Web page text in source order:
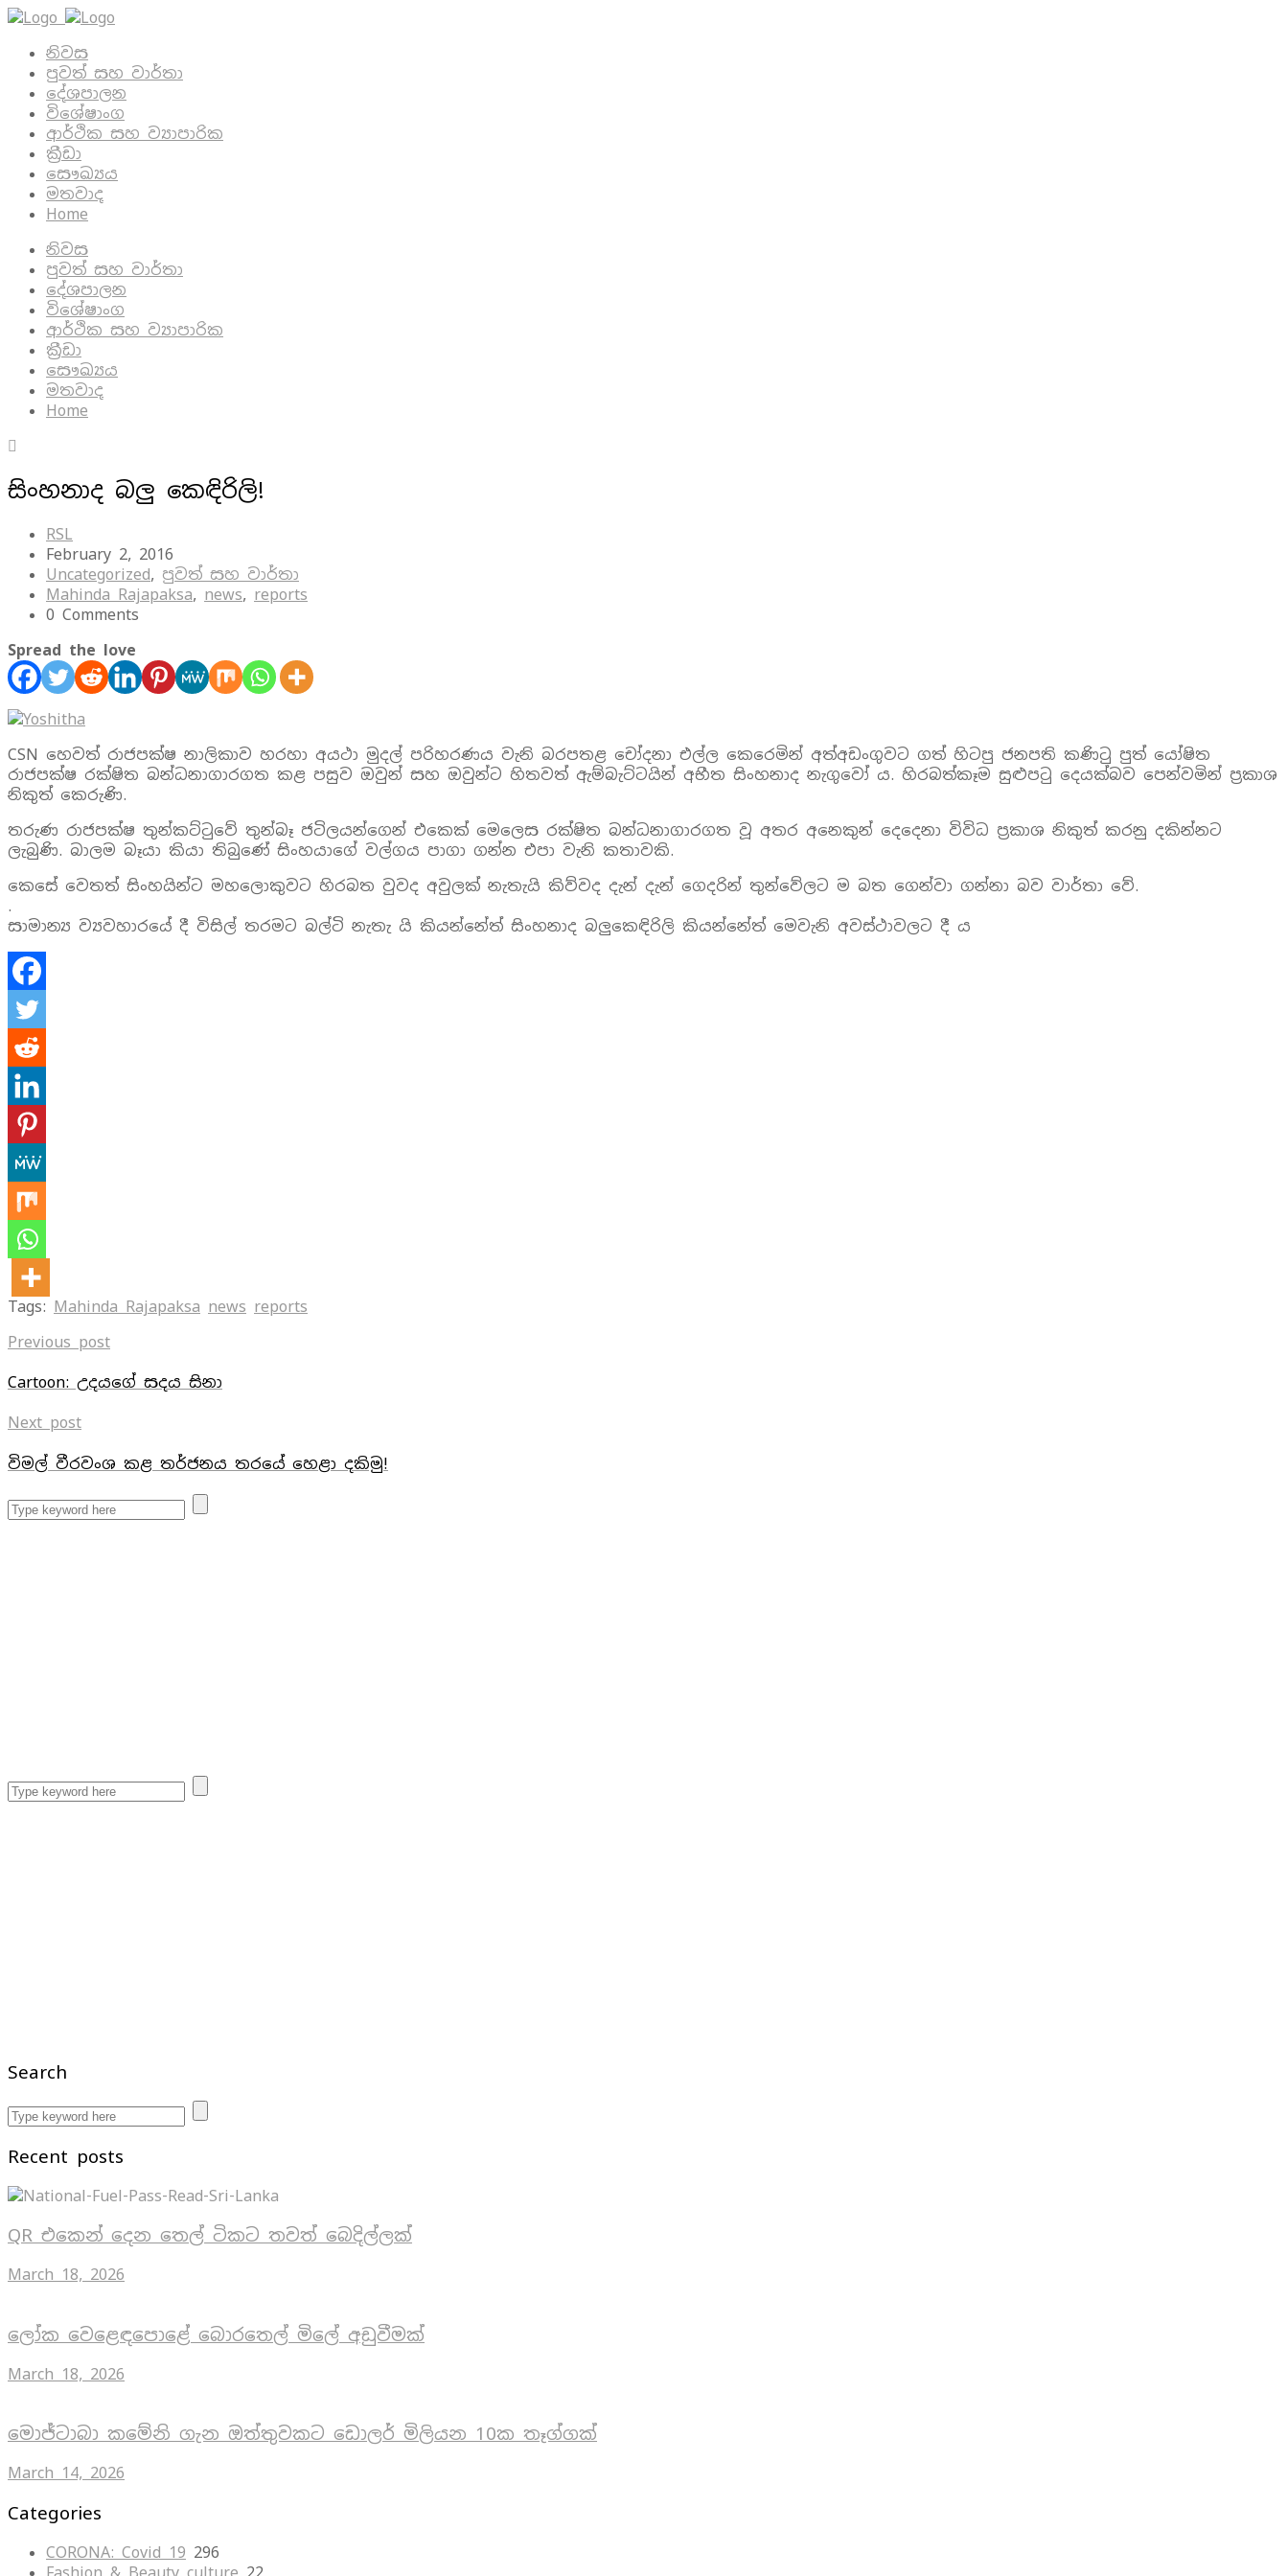
නිවස
පුවත් සහ වාර්තා
දේශපාලන
විශේෂාංග
ආර්ථික සහ ව්‍යාපාරික
ක්‍රීඩා
සෞඛ්‍යය
මතවාද
Home
නිවස
පුවත් සහ වාර්තා
දේශපාලන
විශේෂාංග
ආර්ථික සහ ව්‍යාපාරික
ක්‍රීඩා
සෞඛ්‍යය
මතවාද
Home
සිංහනාද බලු කෙඳිරිලි!
RSL
February 2, 2016
Uncategorized, පුවත් සහ වාර්තා
Mahinda Rajapaksa, news, reports
0 Comments
Spread the love
CSN හෙවත් රාජපක්ෂ නාලිකාව හරහා අයථා මුදල් පරිහරණය වැනි බරපතළ චෝදනා එල්ල කෙරෙමින් අත්අඩංගුවට ගත් හිටපු ජනපති කණිටු පුත් යෝෂිත
රාජපක්ෂ රක්ෂිත බන්ධනාගාරගත කළ පසුව ඔවුන් සහ ඔවුන්ට හිතවත් ඇම්බැට්ටයින් අභීත සිංහනාද නැගුවෝ ය. හිරබත්කෑම සුළුපටු දෙයක්බව පෙන්වමින් ප්‍රකාශ
නිකුත් කෙරුණි.
තරුණ රාජපක්ෂ තුන්කට්ටුවේ තුන්බෑ ජටිලයන්ගෙන් එකෙක් මෙලෙස රක්ෂිත බන්ධනාගාරගත වූ අතර අනෙකුන් දෙදෙනා විවිධ ප්‍රකාශ නිකුත් කරනු දකින්නට
ලැබුණි. බාලම බෑයා කියා තිබුණේ සිංහයාගේ වල්ගය පාගා ගන්න එපා වැනි කතාවකි.
කෙසේ වෙතත් සිංහයින්ට මහලොකුවට හිරබත වුවද අවුලක් නැතැයි කිව්වද දැන් දැන් ගෙදරින් තුන්වේලට ම බත ගෙන්වා ගන්නා බව වාර්තා වේ.
.
සාමාන්‍ය ව්‍යවහාරයේ දී විසිල් තරමට බල්ටි නැතැ යි කියන්නේත් සිංහනාද බලුකෙඳිරිලි කියන්නේත් මෙවැනි අවස්ථාවලට දී ය
Tags: Mahinda Rajapaksa news reports
Previous post
Cartoon: උදයගේ සදය සිනා
Next post
විමල් වීරවංශ කළ තර්ජනය තරයේ හෙළා දකිමු!
Search
Recent posts
QR එකෙන් දෙන තෙල් ටිකට තවත් බෙදිල්ලක්
March 18, 2026
ලෝක වෙළෙඳපොළේ බොරතෙල් මිලේ අඩුවීමක්
March 18, 2026
මොජ්ටාබා කමේනි ගැන ඔත්තුවකට ඩොලර් මිලියන 10ක තෑග්ගක්
March 14, 2026
Categories
CORONA: Covid 19 296